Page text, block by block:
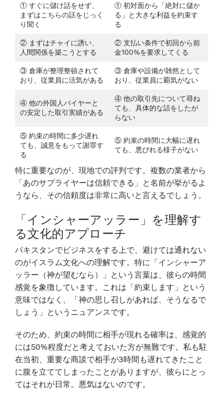
① すぐに儲け話をせず、
まずはこちらの話をじっく
り聞く
① 初対面から「絶対に儲か
る」と大きな利益を約束す
る
② まずはチャイに誘い、
人間関係を築こうとする
② 支払い条件で初回から前
金100%を要求してくる
③ 倉庫が整理整頓されて
おり、従業員に活気がある
③ 倉庫や設備が雑然として
おり、従業員に覇気がない
④ 他の外国人バイヤーと
の安定した取引実績がある
④ 他の取引先について尋ね
ても、具体的な話をしたが
らない
⑤ 約束の時間に多少遅れ
ても、誠意をもって謝罪す
る
⑤ 約束の時間に大幅に遅れ
ても、悪びれる様子がない
特に重要なのが、現地での評判です。複数の業者から
「あのサプライヤーは信頼できる」と名前が挙がるよ
うなら、その信頼度は非常に高いと言えるでしょう。
「インシャーアッラー」を理解す
る文化的アプローチ
パキスタンでビジネスをする上で、避けては通れない
のがイスラム文化への理解です。特に「インシャーア
ッラー（神が望むなら）」という言葉は、彼らの時間
感覚を象徴しています。これは「約束します」という
意味ではなく、「神の思し召しがあれば、そうなるで
しょう」というニュアンスです。
そのため、約束の時間に相手が現れる確率は、感覚的
には50%程度だと考えておいた方が無難です。私も駐
在当初、重要な商談で相手が3時間も遅れてきたこと
に腹を立ててしまったことがありますが、彼らにとっ
てはそれが日常。悪気はないのです。